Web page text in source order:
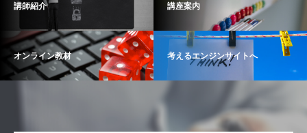
講師紹介 講座案内
オンライン教材 考えるエンジンサイトへ